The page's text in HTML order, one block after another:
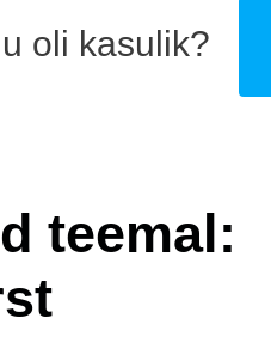
oli kasulik?
teemal: